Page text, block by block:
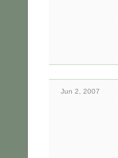
Jun 2, 2007